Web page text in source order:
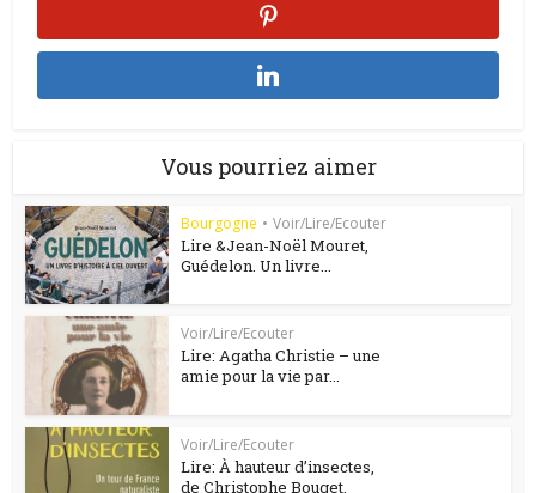
Vous pourriez aimer
Bourgogne • Voir/Lire/Ecouter
Lire &Jean-Noël Mouret,
Guédelon. Un livre...
Voir/Lire/Ecouter
Lire: Agatha Christie – une
amie pour la vie par...
Voir/Lire/Ecouter
Lire: À hauteur d’insectes,
de Christophe Bouget.